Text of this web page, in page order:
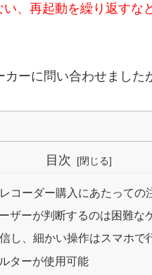
、再起動を繰り返すな
ーに問い合わせました
目次
コーダー購入にあたっての
ザーが判断するのは困難な
し、細かい操作はスマホで
ターが使用可能